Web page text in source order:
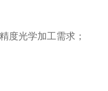
度光学加工需求；